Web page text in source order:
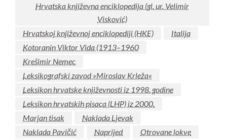
Hrvatska književna enciklopedija (gl. ur. Velimir
Visković)
Hrvatskoj književnoj enciklopediji (HKE)
Italija
Kotoranin Viktor Vida (1913–1960
Krešimir Nemec
Leksikografski zavod »Miroslav Krleža«
Leksikon hrvatske književnosti iz 1998. godine
Leksikon hrvatskih pisaca (LHP) iz 2000.
Marjan tisak
Naklada Ljevak
Naklada Pavičić
Naprijed
Otrovane lokve